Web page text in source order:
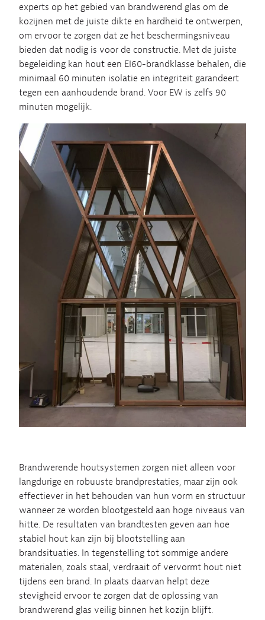
experts op het gebied van brandwerend glas om de
kozijnen met de juiste dikte en hardheid te ontwerpen,
om ervoor te zorgen dat ze het beschermingsniveau
bieden dat nodig is voor de constructie. Met de juiste
begeleiding kan hout een EI60-brandklasse behalen, die
minimaal 60 minuten isolatie en integriteit garandeert
tegen een aanhoudende brand. Voor EW is zelfs 90
minuten mogelijk.
Brandwerende houtsystemen zorgen niet alleen voor
langdurige en robuuste brandprestaties, maar zijn ook
effectiever in het behouden van hun vorm en structuur
wanneer ze worden blootgesteld aan hoge niveaus van
hitte. De resultaten van brandtesten geven aan hoe
stabiel hout kan zijn bij blootstelling aan
brandsituaties. In tegenstelling tot sommige andere
materialen, zoals staal, verdraait of vervormt hout niet
tijdens een brand. In plaats daarvan helpt deze
stevigheid ervoor te zorgen dat de oplossing van
brandwerend glas veilig binnen het kozijn blijft.